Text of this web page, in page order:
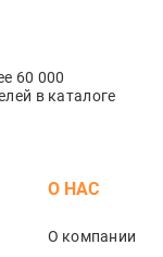
60 000
в каталоге
О НАС
О компании